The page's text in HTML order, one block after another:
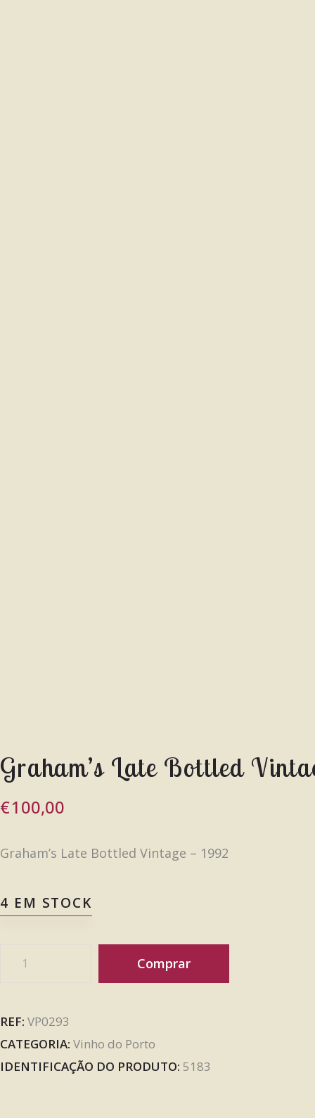
Graham’s Late Bottled
€100,00
Graham’s Late Bottled Vintage – 1992
4 EM STOCK
Comprar
REF: VP0293
CATEGORIA: Vinho do Porto
IDENTIFICAÇÃO DO PRODUTO: 5183